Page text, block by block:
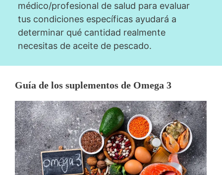
médico/profesional de salud para evaluar
tus condiciones específicas ayudará a
determinar qué cantidad realmente
necesitas de aceite de pescado.
Guía de los suplementos de Omega 3